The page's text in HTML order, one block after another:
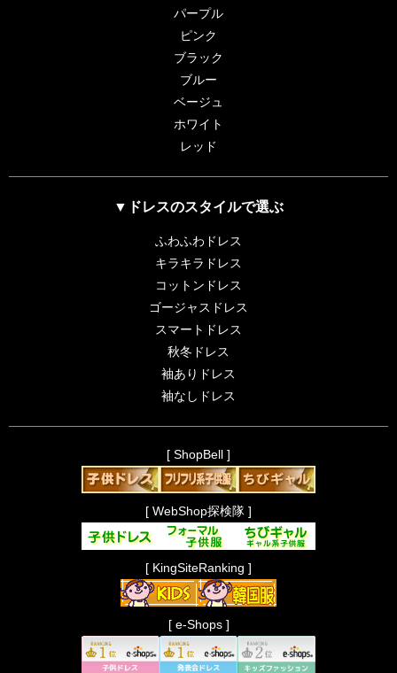
パープル
ピンク
ブラック
ブルー
ベージュ
ホワイト
レッド
▼ドレスのスタイルで選ぶ
ふわふわドレス
キラキラドレス
コットンドレス
ゴージャスドレス
スマートドレス
秋冬ドレス
袖ありドレス
袖なしドレス
[ ShopBell ]
[ WebShop探検隊 ]
[ KingSiteRanking ]
[ e-Shops ]